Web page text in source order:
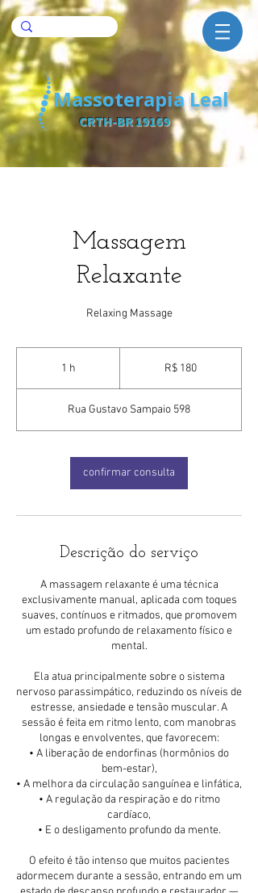
Massoterapia Leal
CRTH-BR 19169
Massagem
Relaxante
Relaxing Massage
1 h R$ 180
Rua Gustavo Sampaio 598
confirmar consulta
Descrição do serviço
A massagem relaxante é uma técnica
exclusivamente manual, aplicada com toques
suaves, contínuos e ritmados, que promovem
um estado profundo de relaxamento físico e
mental.
Ela atua principalmente sobre o sistema
nervoso parassimpático, reduzindo os níveis de
estresse, ansiedade e tensão muscular. A
sessão é feita em ritmo lento, com manobras
longas e envolventes, que favorecem:
• A liberação de endorfinas (hormônios do
bem-estar),
• A melhora da circulação sanguínea e linfática,
• A regulação da respiração e do ritmo
cardíaco,
• E o desligamento profundo da mente.
O efeito é tão intenso que muitos pacientes
adormecem durante a sessão, entrando em um